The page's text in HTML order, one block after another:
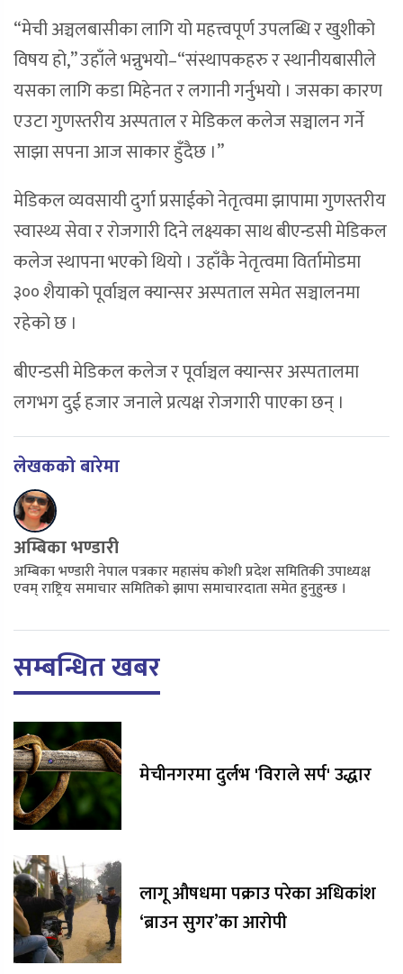
“मेची अञ्चलबासीका लागि यो महत्त्वपूर्ण उपलब्धि र खुशीको
विषय हो,” उहाँले भन्नुभयो–“संस्थापकहरु र स्थानीयबासीले
यसका लागि कडा मिहेनत र लगानी गर्नुभयो । जसका कारण
एउटा गुणस्तरीय अस्पताल र मेडिकल कलेज सञ्चालन गर्ने
साझा सपना आज साकार हुँदैछ ।”
मेडिकल व्यवसायी दुर्गा प्रसाईको नेतृत्वमा झापामा गुणस्तरीय
स्वास्थ्य सेवा र रोजगारी दिने लक्ष्यका साथ बीएन्डसी मेडिकल
कलेज स्थापना भएको थियो । उहाँकै नेतृत्वमा विर्तामोडमा
३०० शैयाको पूर्वाञ्चल क्यान्सर अस्पताल समेत सञ्चालनमा
रहेको छ ।
बीएन्डसी मेडिकल कलेज र पूर्वाञ्चल क्यान्सर अस्पतालमा
लगभग दुई हजार जनाले प्रत्यक्ष रोजगारी पाएका छन् ।
लेखकको बारेमा
अम्बिका भण्डारी
अम्बिका भण्डारी नेपाल पत्रकार महासंघ कोशी प्रदेश समितिकी उपाध्यक्ष
एवम् राष्ट्रिय समाचार समितिको झापा समाचारदाता समेत हुनुहुन्छ ।
सम्बन्धित खबर
मेचीनगरमा दुर्लभ 'विराले सर्प' उद्धार
लागू औषधमा पक्राउ परेका अधिकांश
‘ब्राउन सुगर’का आरोपी